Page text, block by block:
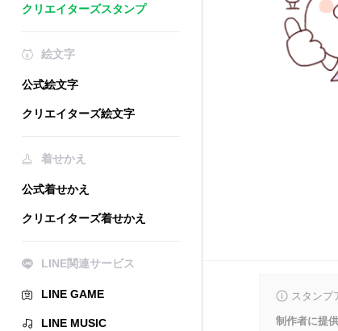
クリエイターズスタンプ
絵文字
公式絵文字
クリエイターズ絵文字
着せかえ
公式着せかえ
クリエイターズ着せかえ
LINE関連サービス
LINE GAME
LINE MUSIC
スタンプ
制作者に提